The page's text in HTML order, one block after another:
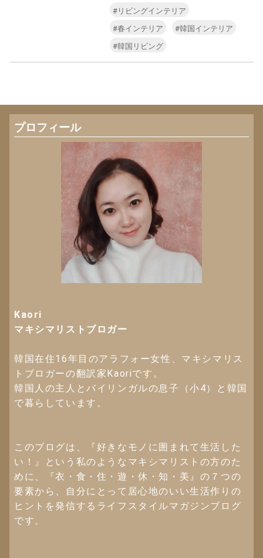
#リビングインテリア
#春インテリア
#韓国インテリア
#韓国リビング
プロフィール
Kaori
マキシマリストブロガー
韓国在住16年目のアラフォー女性、マキシマリス
トブロガーの翻訳家Kaoriです。
韓国人の主人とバイリンガルの息子（小4）と韓国
で暮らしています。
このブログは、『好きなモノに囲まれて生活した
い！』という私のようなマキシマリストの方のた
めに、『衣・食・住・遊・休・知・美』の７つの
要素から、自分にとって居心地のいい生活作りの
ヒントを発信するライフスタイルマガジンブログ
です。